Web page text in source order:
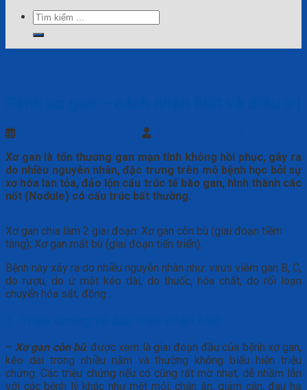
Tìm
kiếm:
Xơ gan là tổn thương gan mạn tính không hồi phục, gây ra
do nhiều nguyên nhân, đặc trưng trên mô bệnh học bởi sự
xơ hóa lan tỏa, đảo lộn cấu trúc tế bào gan, hình thành các
nốt (Nodule) có cấu trúc bất thường.
Xơ gan chia làm 2 giai đoạn: Xơ gan còn bù (giai đoạn tiềm
tàng); Xơ gan mất bù (giai đoạn tiến triển).
Bệnh này xảy ra do nhiều nguyên nhân như: virus viêm gan B, C,
do rượu, do ứ mật kéo dài, do thuốc, hóa chất, do rối loạn
chuyển hóa sắt, đồng…
–Xơ gan còn bù: được xem là giai đoạn đầu của bệnh xơ gan,
kéo dài trong nhiều năm và thường không biểu hiện triệu
chứng. Các triệu chứng nếu có cũng rất mờ nhạt, dễ nhầm lẫn
với các bệnh lý khác như mệt mỏi, chán ăn, giảm cân, đau hạ